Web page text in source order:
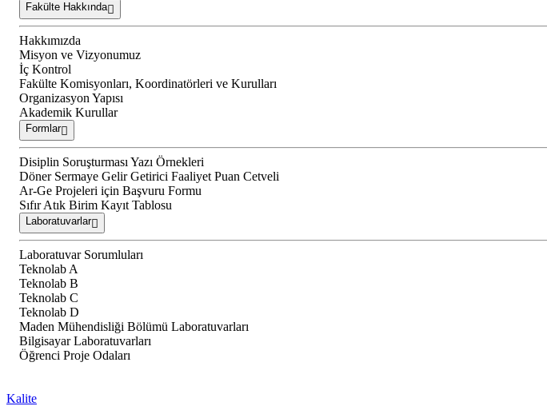
Fakülte Hakkında
Hakkımızda
Misyon ve Vizyonumuz
İç Kontrol
Fakülte Komisyonları, Koordinatörleri ve Kurulları
Organizasyon Yapısı
Akademik Kurullar
Formlar
Disiplin Soruşturması Yazı Örnekleri
Döner Sermaye Gelir Getirici Faaliyet Puan Cetveli
Ar-Ge Projeleri için Başvuru Formu
Sıfır Atık Birim Kayıt Tablosu
Laboratuvarlar
Laboratuvar Sorumluları
Teknolab A
Teknolab B
Teknolab C
Teknolab D
Maden Mühendisliği Bölümü Laboratuvarları
Bilgisayar Laboratuvarları
Öğrenci Proje Odaları
Kalite